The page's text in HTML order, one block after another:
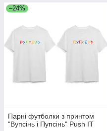
–24%
Парні футболки з принтом
"Вупсінь і Пупсінь" Push IT